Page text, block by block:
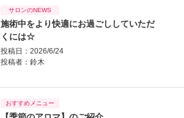
サロンのNEWS
施術中をより快適にお過ごししていただ
くには☆
投稿日：2026/6/24
投稿者： 鈴木
おすすめメニュー